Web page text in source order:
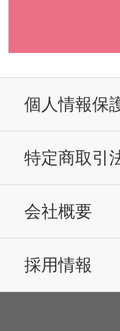
個人情報保
特定商取引
会社概要
採用情報